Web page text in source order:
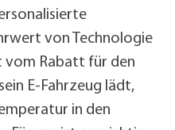
von Technologie
vom Rabatt für den
E-Fahrzeug lädt,
in den